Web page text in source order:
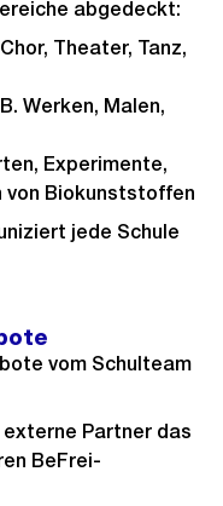
abgedeckt:
Theater, Tanz,
Werken, Malen,
Experimente,
von Biokunststoffen
jede Schule
vom Schulteam
Partner das
BeFrei-